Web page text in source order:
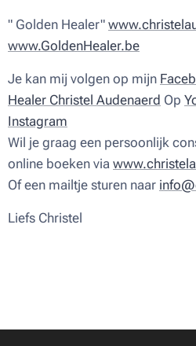
" Golden Healer"
www.GoldenHealer.be
Je kan mij volgen op mijn
Healer Christel Audenaerd Op
Instagram
Wil je graag een persoonlijk
online boeken via
Of een mailtje sturen naar
Liefs Christel ♥